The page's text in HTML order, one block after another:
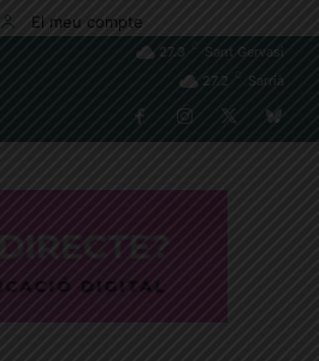
El meu compte
27.3
Sant Gervasi
27.2
Sarrià